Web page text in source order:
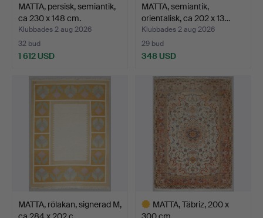
MATTA, persisk, semiantik,
ca 230 x 148 cm.
Klubbades 2 aug 2026
32 bud
1 612 USD
MATTA, semiantik,
orientalisk, ca 202 x 13…
Klubbades 2 aug 2026
29 bud
348 USD
MATTA, rölakan, signerad M,
MATTA, Täbriz, 200 x